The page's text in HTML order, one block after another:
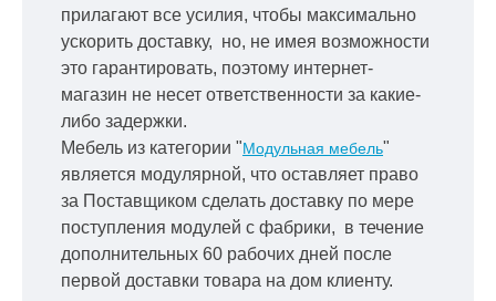
прилагают все усилия, чтобы максимально
ускорить доставку, но, не имея возможности
это гарантировать, поэтому интернет-
магазин не несет ответственности за какие-
либо задержки.
Мебель из категории "Модульная мебель"
является модулярной, что оставляет право
за Поставщиком сделать доставку по мере
поступления модулей с фабрики, в течение
дополнительных 60 рабочих дней после
первой доставки товара на дом клиенту.